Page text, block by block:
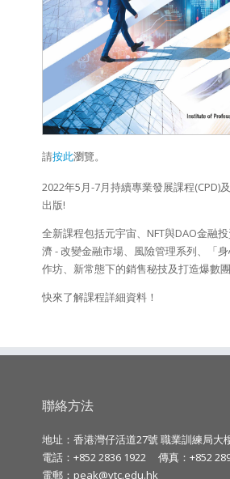
請按此瀏覽。
2022年5月-7月持續專業發展課程(CPD)
出版!
全新課程包括元宇宙、NFT與DAO金融
濟 - 改變金融市場、風險管理系列、「
作坊、新常態下的銷售秘技及打造爆數團
快來了解課程詳細資料！
聯絡方法
地址：香港灣仔活道27號 職業訓練局大
電話：+852 2836 1922
傳真：+852
電郵： peak@vtc.edu.hk